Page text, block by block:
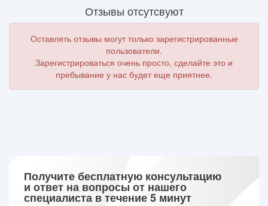
Отзывы отсутсвуют
Оставлять отзывы могут только зарегистрированные
пользователи.
Зарегистрироваться очень просто, сделайте это и
пребывание у нас будет еще приятнее.
Получите бесплатную консультацию
и ответ на вопросы от нашего
специалиста в течение 5 минут